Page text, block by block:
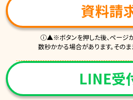
資料請
ⓘ▲※ボタンを押した後、ページ
数秒かかる場合があります。そのま
LINE受